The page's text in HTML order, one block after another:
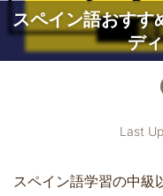
スペイン語おすす
デ
Last
スペイン語学習の中級